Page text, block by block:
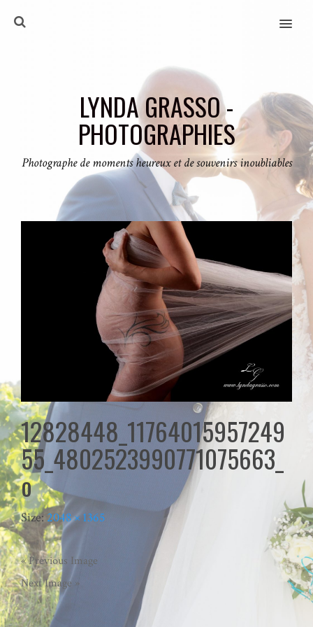
MENU
LYNDA GRASSO -
PHOTOGRAPHIES
Photographe de moments heureux et de souvenirs inoubliables
12828448_11764015957249
55_4802523990771075663_
o
Size: 2048 × 1365
« Previous Image
Next Image »